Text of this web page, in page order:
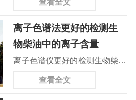
动流动化学特征分析特征量，采
的组分含量特征检测，结合组合
型生态特征...
GB5009.172014《食品中总汞
及有机汞的测定》中规定的测定
方法，即原子荧光光谱仪
(Atomicfluorescencespectroscopy
色谱－原子荧光光谱仪联用法
等。其中气相色谱法和气相色谱
质谱法需要衍生，操作繁琐，且
衍生剂可能与基质发生反应，导
查看全文
离子色谱法更好的检测生
物柴油中的离子含量
离子色谱仪更好的检测生物柴油
中的离子含量生物柴油作为一种
查看全文